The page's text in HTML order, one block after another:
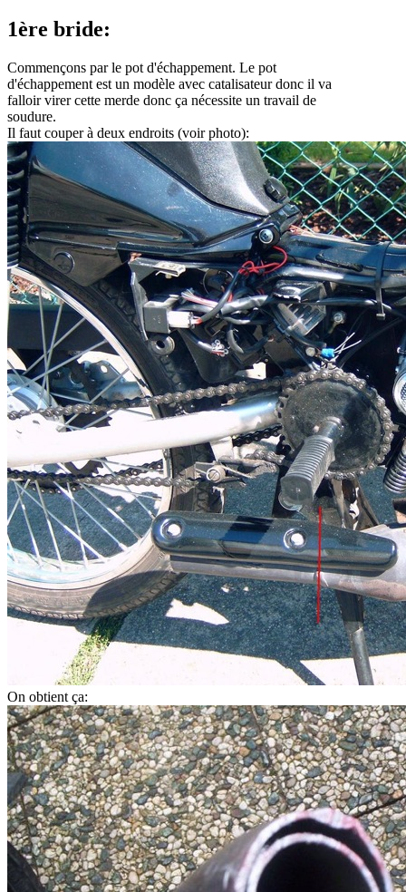
1ère bride:
Commençons par le pot d'échappement. Le pot
d'échappement est un modèle avec catalisateur donc il va
falloir virer cette merde donc ça nécessite un travail de
soudure.
Il faut couper à deux endroits (voir photo):
On obtient ça: